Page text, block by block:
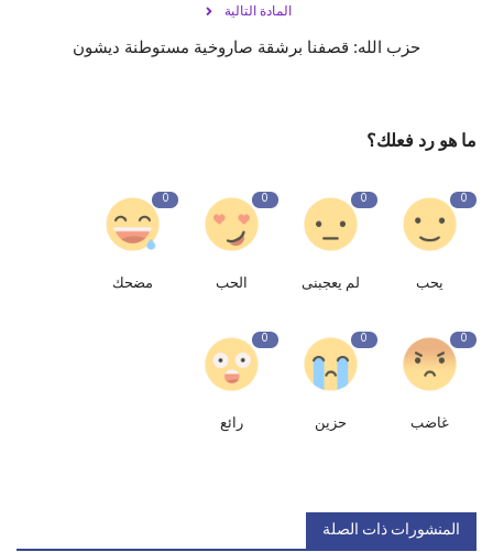
المادة التالية
حزب الله: قصفنا برشقة صاروخية مستوطنة ديشون
ما هو رد فعلك؟
0
يحب
0
لم يعجبنى
0
الحب
0
مضحك
0
غاضب
0
حزين
0
رائع
المنشورات ذات الصلة